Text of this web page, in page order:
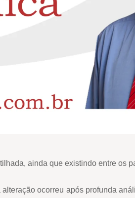
ainda que existindo entre os
ocorreu após profunda